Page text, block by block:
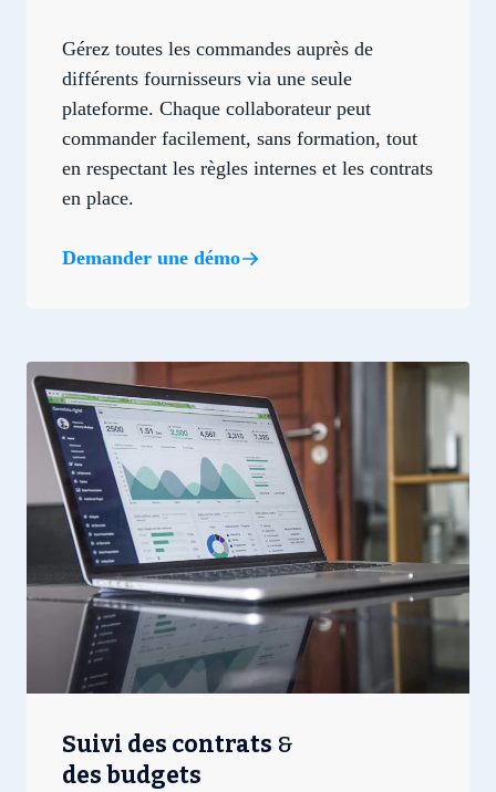
Gérez toutes les commandes auprès de
différents fournisseurs via une seule
plateforme. Chaque collaborateur peut
commander facilement, sans formation, tout
en respectant les règles internes et les contrats
en place.
Demander une démo
Suivi des contrats &
des budgets